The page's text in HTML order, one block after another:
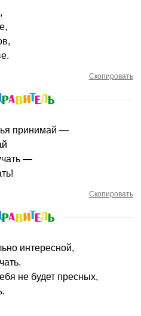
Скопировать
принимай —
—
Скопировать
интересной,
не будет пресных,